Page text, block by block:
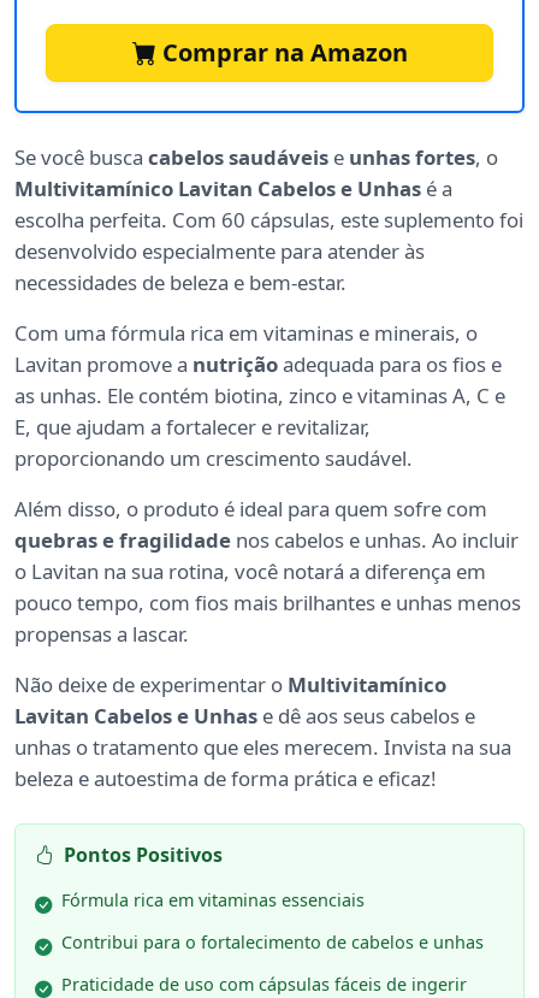
Comprar na Amazon
Se você busca cabelos saudáveis e unhas fortes, o
Multivitamínico Lavitan Cabelos e Unhas é a
escolha perfeita. Com 60 cápsulas, este suplemento foi
desenvolvido especialmente para atender às
necessidades de beleza e bem-estar.
Com uma fórmula rica em vitaminas e minerais, o
Lavitan promove a nutriçãoadequada para os fios e
as unhas. Ele contém biotina, zinco e vitaminas A, C e
E, que ajudam a fortalecer e revitalizar,
proporcionando um crescimento saudável.
Além disso, o produto é ideal para quem sofre com
quebras e fragilidade nos cabelos e unhas. Ao incluir
o Lavitan na sua rotina, você notará a diferença em
pouco tempo, com fios mais brilhantes e unhas menos
propensas a lascar.
Não deixe de experimentar o Multivitamínico
Lavitan Cabelos e Unhas e dê aos seus cabelos e
unhas o tratamento que eles merecem. Invista na sua
beleza e autoestima de forma prática e eficaz!
Pontos Positivos
Fórmula rica em vitaminas essenciais
Contribui para o fortalecimento de cabelos e unhas
Praticidade de uso com cápsulas fáceis de ingerir